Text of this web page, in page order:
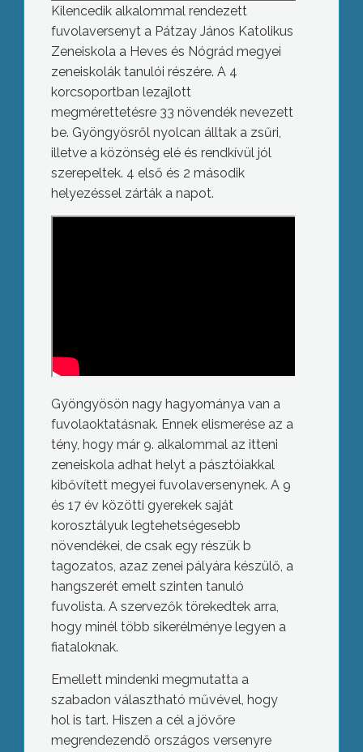
Kilencedik alkalommal rendezett
fuvolaversenyt a Pátzay János Katolikus
Zeneiskola a Heves és Nógrád megyei
zeneiskolák tanulói részére. A 4
korcsoportban lezajlott
megmérettetésre 33 növendék nevezett
be. Gyöngyösről nyolcan álltak a zsűri,
illetve a közönség elé és rendkívül jól
szerepeltek. 4 első és 2 második
helyezéssel zárták a napot.
Gyöngyösön nagy hagyománya van a
fuvolaoktatásnak. Ennek elismerése az a
tény, hogy már 9. alkalommal az itteni
zeneiskola adhat helyt a pásztóiakkal
kibővített megyei fuvolaversenynek. A 9
és 17 év közötti gyerekek saját
korosztályuk legtehetségesebb
növendékei, de csak egy részük b
tagozatos, azaz zenei pályára készülő, a
hangszerét emelt szinten tanuló
fuvolista. A szervezők törekedtek arra,
hogy minél több sikerélménye legyen a
fiataloknak.
Emellett mindenki megmutatta a
szabadon választható művével, hogy
hol is tart. Hiszen a cél a jövőre
megrendezendő országos versenyre